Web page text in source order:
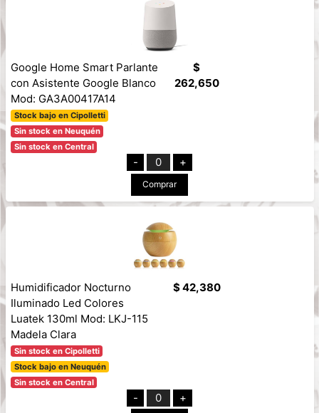
Google Home Smart Parlante
con Asistente Google Blanco
Mod: GA3A00417A14
Stock bajo en Cipolletti
Sin stock en Neuquén
Sin stock en Central
$
262,650
- 0 +
Comprar
Humidificador Nocturno
Iluminado Led Colores
Luatek 130ml Mod: LKJ-115
Madela Clara
Sin stock en Cipolletti
Stock bajo en Neuquén
Sin stock en Central
$ 42,380
- 0 +